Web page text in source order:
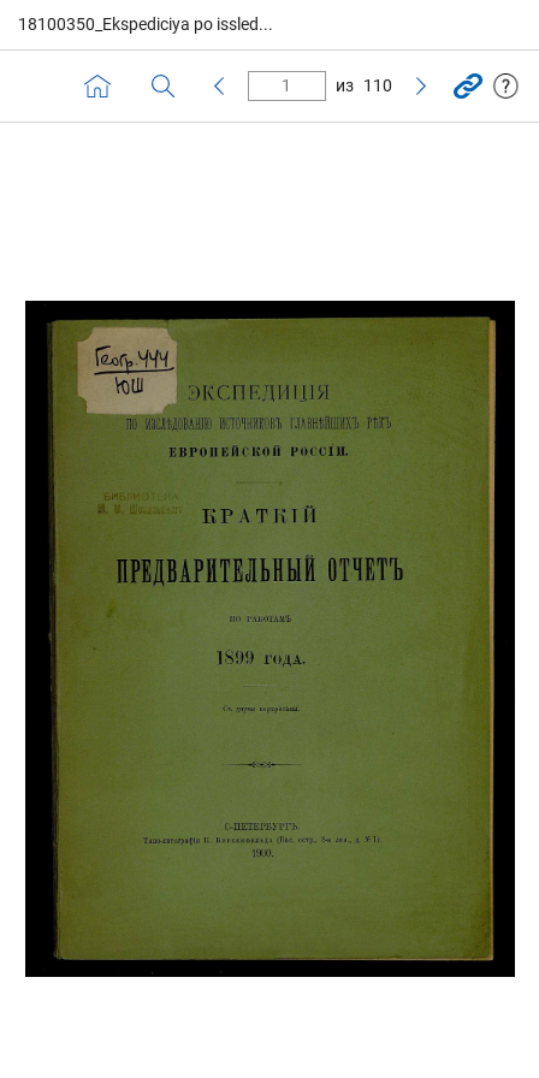
18100350_Ekspediciya po issled...
из 110